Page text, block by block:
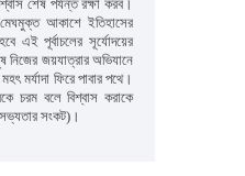
শেষ পর্যন্ত রক্ষা করব।
মেঘমুক্ত আকাশে ইতিহাসের
এই পূর্বাচলের সূর্যোদয়ের
জয়যাত্রার অভিযানে
মর্যাদা ফিরে পাবার পথে।
চরম বলে বিশ্বাস করাকে
সংকট)।